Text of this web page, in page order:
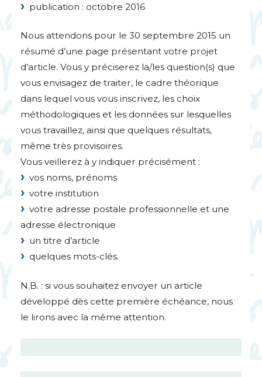
publication : octobre 2016
Nous attendons pour le 30 septembre 2015 un
résumé d’une page présentant votre projet
d’article. Vous y préciserez la/les question(s) que
vous envisagez de traiter, le cadre théorique
dans lequel vous vous inscrivez, les choix
méthodologiques et les données sur lesquelles
vous travaillez, ainsi que quelques résultats,
même très provisoires.
Vous veillerez à y indiquer précisément :
vos noms, prénoms
votre institution
votre adresse postale professionnelle et une
adresse électronique
un titre d’article
quelques mots-clés.
N.B. : si vous souhaitez envoyer un article
développé dès cette première échéance, nous
le lirons avec la même attention.